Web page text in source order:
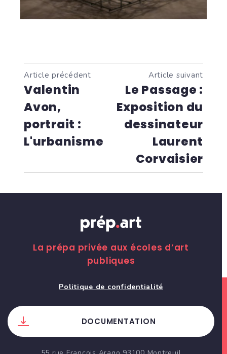
Article précédent
Valentin
Avon,
portrait :
L'urbanisme
Article suivant
Le Passage :
Exposition du
dessinateur
Laurent
Corvaisier
La prépa privée aux écoles d’art
publiques
Politique de confidentialité
DOCUMENTATION